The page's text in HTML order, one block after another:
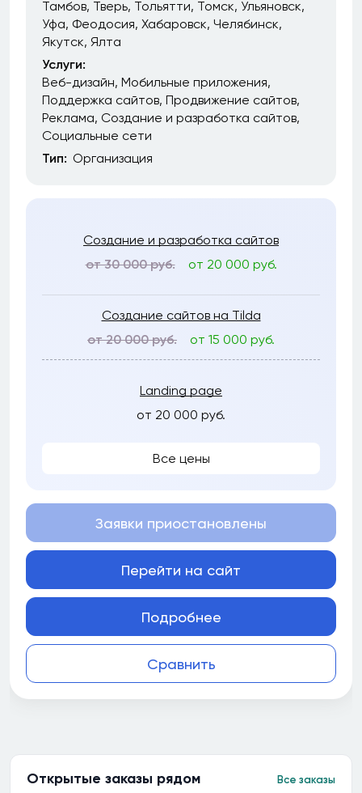
Тамбов Тверь Тольятти Томск Ульяновск
Уфа Феодосия Хабаровск Челябинск
Якутск Ялта
Услуги:
Веб-дизайн Мобильные приложения
Поддержка сайтов Продвижение сайтов
Реклама Создание и разработка сайтов
Социальные сети
Тип: Организация
Создание и разработка сайтов
от 30 000 руб.
от 20 000 руб.
Создание сайтов на Tilda
от 20 000 руб.
от 15 000 руб.
Landing page
от 20 000 руб.
Все цены
Сравнить
Заявки приостановлены
Перейти на сайт
Подробнее
Открытые заказы рядом Все заказы